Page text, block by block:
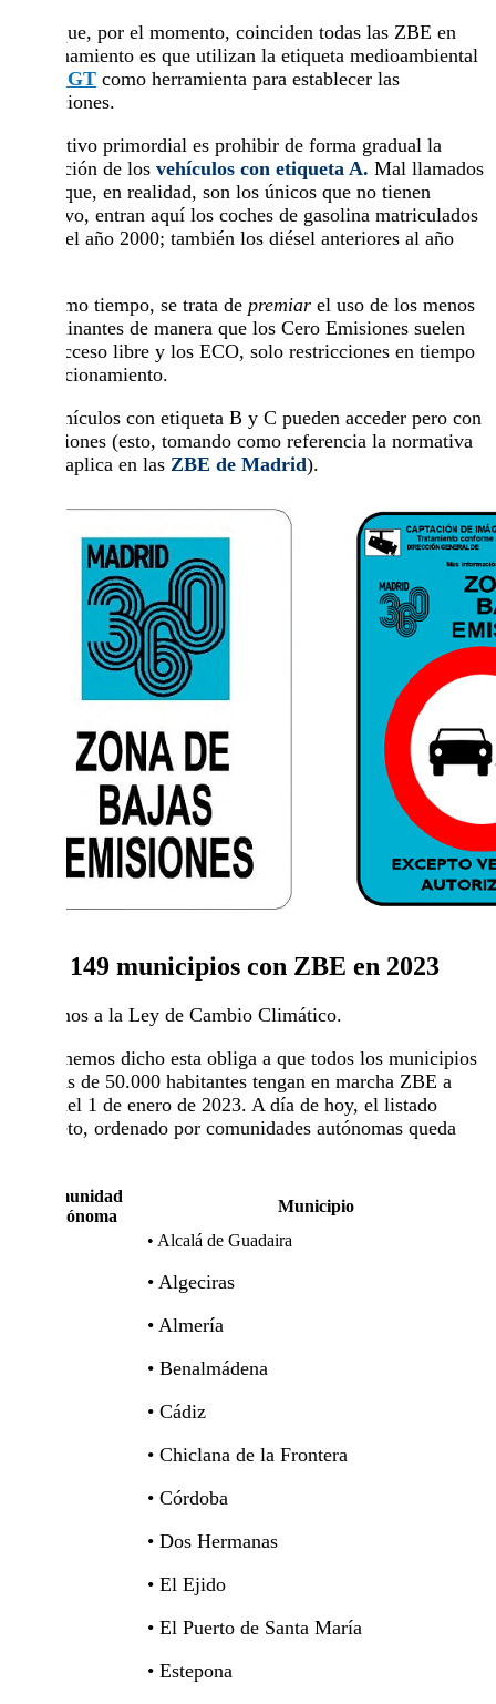
En lo que, por el momento, coinciden todas las ZBE en
funcionamiento es que utilizan la etiqueta medioambiental
DGT como herramienta para establecer las
restricciones.
El objetivo primordial es prohibir de forma gradual la
circulación de los vehículos con etiqueta A. Mal llamados
así porque, en realidad, son los únicos que no tienen
distintivo, entran aquí los coches de gasolina matriculados
antes del año 2000; también los diésel anteriores al año
Al mismo tiempo, se trata de premiar el uso de los menos
contaminantes de manera que los Cero Emisiones suelen
tener acceso libre y los ECO, solo restricciones en tiempo
de estacionamiento.
Los vehículos con etiqueta B y C pueden acceder pero con
limitaciones (esto, tomando como referencia la normativa
que se aplica en las ZBE de Madrid).
Laos 149 municipios con ZBE en 2023
Volvemos a la Ley de Cambio Climático.
Como hemos dicho esta obliga a que todos los municipios
con más de 50.000 habitantes tengan en marcha ZBE a
partir del 1 de enero de 2023. A día de hoy, el listado
completo, ordenado por comunidades autónomas queda
Comunidad
Autónoma
Municipio
• Alcalá de Guadaira
• Algeciras
• Almería
• Benalmádena
• Cádiz
• Chiclana de la Frontera
• Córdoba
• Dos Hermanas
• El Ejido
• El Puerto de Santa María
• Estepona